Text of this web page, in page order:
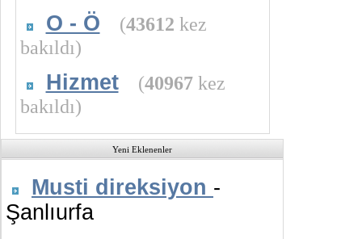
O - Ö (43612 kez
bakıldı)
Hizmet (40967kez
bakıldı)
Yeni Eklenenler
Musti direksiyon -
Şanlıurfa